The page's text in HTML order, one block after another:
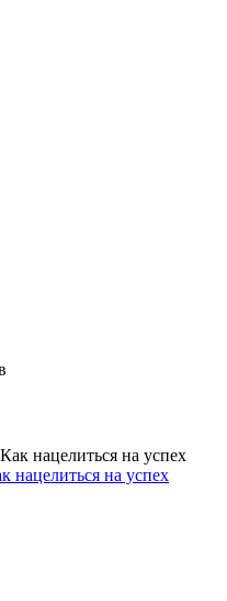
нацелиться на успех